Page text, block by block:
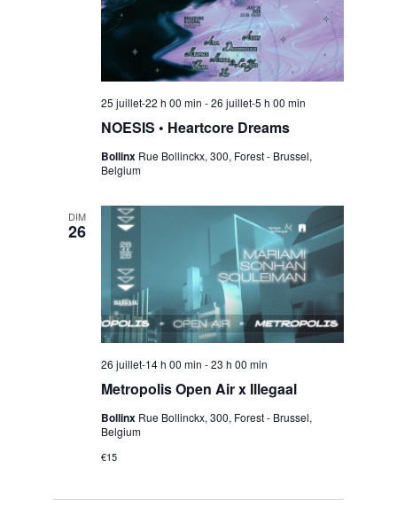
NOESIS • Heartcore Dreams
25 juillet-22 h 00 min -26 juillet-5 h 00 min
Bollinx Rue Bollinckx, 300, Forest - Brussel,
Belgium
DIM
26
Metropolis Open Air x Illegaal
26 juillet-14 h 00 min -23 h 00 min
Bollinx Rue Bollinckx, 300, Forest - Brussel,
Belgium
€15